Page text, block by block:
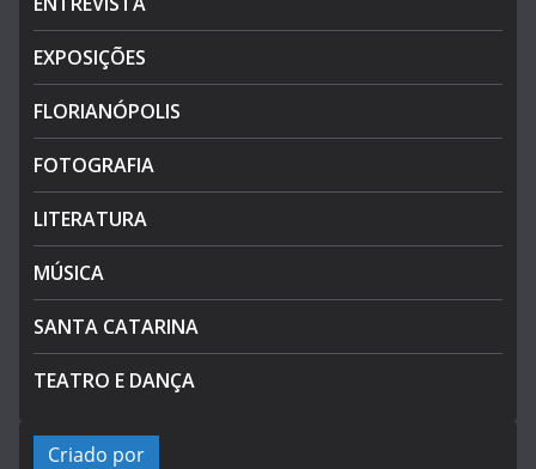
EXPOSIÇÕES
FLORIANÓPOLIS
FOTOGRAFIA
LITERATURA
MÚSICA
SANTA CATARINA
TEATRO E DANÇA
Criado por